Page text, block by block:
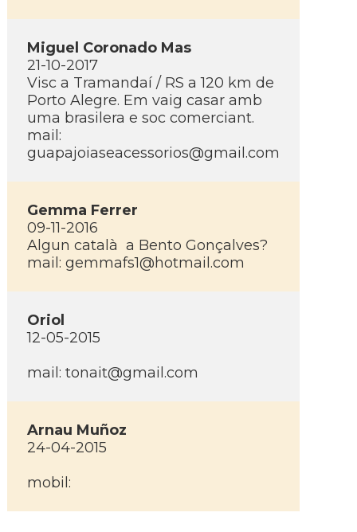
Miguel Coronado Mas
21-10-2017
Visc a Tramandaí­ / RS a 120 km de
Porto Alegre. Em vaig casar amb
uma brasilera e soc comerciant.
mail:
guapajoiaseacessorios@gmail.com
Gemma Ferrer
09-11-2016
Algun català a Bento Gonçalves?
mail: gemmafs1@hotmail.com
Oriol
12-05-2015
mail: tonait@gmail.com
Arnau Muñoz
24-04-2015
mobil: